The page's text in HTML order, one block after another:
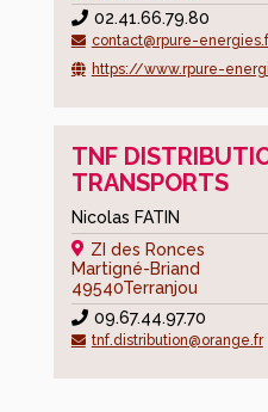
02.41.66.79.80
contact@rpure-
https://www.rpure-
TNF
TRANSPORTS
Nicolas FATIN
ZI des Ronces
Martigné-Briand
49540Terranjou
09.67.44.97.70
tnf.distribution@orange.fr